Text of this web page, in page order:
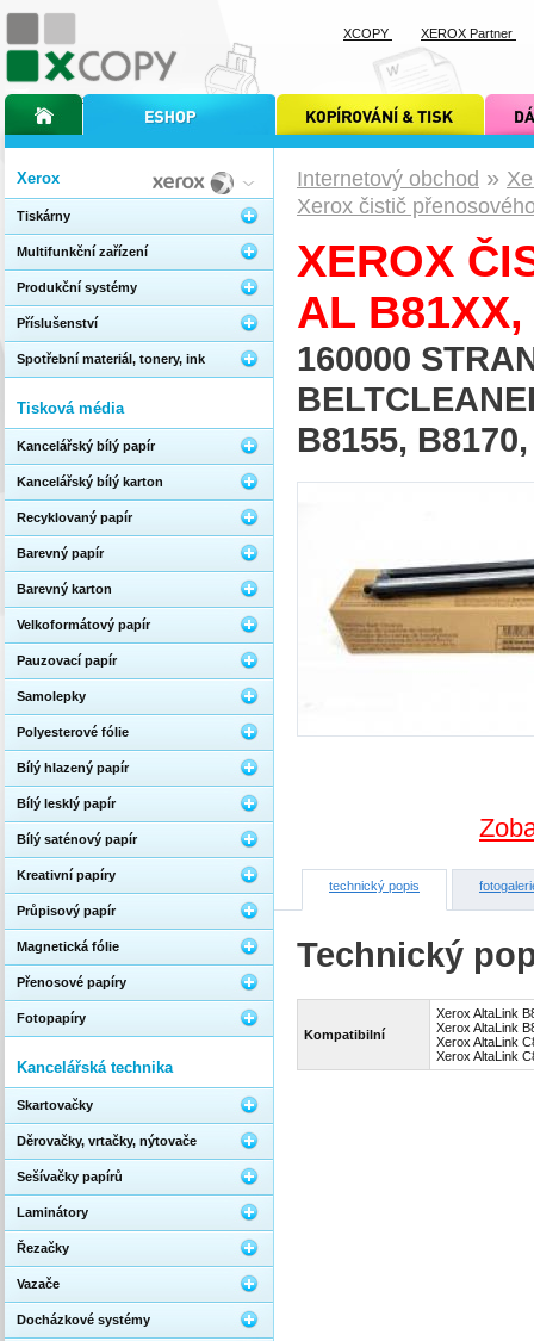
Internetový obchod »
Xerox čistič
XEROX
AL B81XX,
160000
B8155,
technický popis
Technický
Kompatibilní
Xerox AltaLink
Xerox AltaLink
Xerox AltaLink
Xerox AltaLink
Xerox
Tiskárny
Multifunkční zařízení
Produkční systémy
Příslušenství
Spotřební materiál, tonery, ink
Tisková média
Kancelářský bílý papír
Kancelářský bílý karton
Recyklovaný papír
Barevný papír
Barevný karton
Velkoformátový papír
Pauzovací papír
Samolepky
Polyesterové fólie
Bílý hlazený papír
Bílý lesklý papír
Bílý saténový papír
Kreativní papíry
Průpisový papír
Magnetická fólie
Přenosové papíry
Fotopapíry
Kancelářská technika
Skartovačky
Děrovačky, vrtačky, nýtovače
Sešívačky papírů
Laminátory
Řezačky
Vazače
Docházkové systémy
úvodní stránka xcopyinternetový obchod xcopy kopírování a tisk xcopy dárkové
XCOPY XEROX Partner